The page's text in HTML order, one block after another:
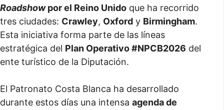
Roadshowpor el Reino Unido que ha recorrido
tres ciudades: Crawley, Oxford y Birmingham.
Esta iniciativa forma parte de las líneas
estratégica del Plan Operativo #NPCB2026 del
ente turístico de la Diputación.
El Patronato Costa Blanca ha desarrollado
durante estos días una intensa agenda de